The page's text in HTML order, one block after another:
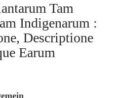
Tam
Indigenarum :
Descriptione
Earum